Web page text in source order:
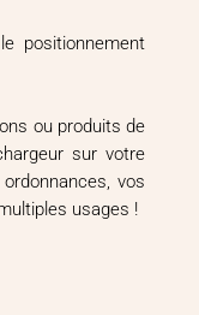
positionnement
ou produits de
sur votre
vos
usages !